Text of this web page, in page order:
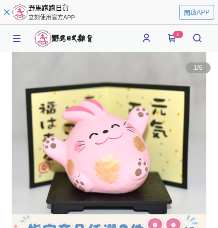
野馬跑跑日貨
立刻使用官方APP
開啟APP
0
1/6